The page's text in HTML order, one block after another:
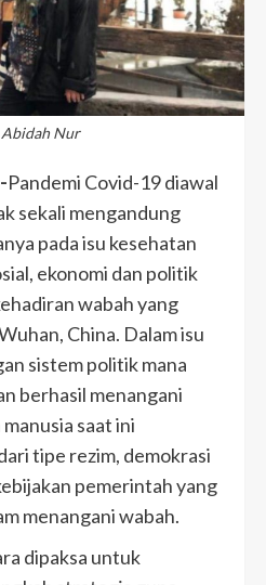
Nur
Pandemi Covid-19 diawal
sekali mengandung
pada isu kesehatan
ekonomi dan politik
wabah yang
China. Dalam isu
sistem politik mana
berhasil menangani
saat ini
tipe rezim, demokrasi
pemerintah yang
menangani wabah.
dipaksa untuk